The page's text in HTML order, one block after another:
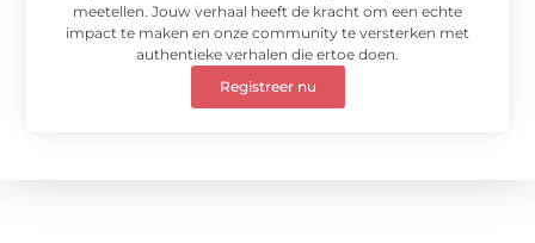
meetellen. Jouw verhaal heeft de kracht om een echte
impact te maken en onze community te versterken met
authentieke verhalen die ertoe doen.
Registreer nu